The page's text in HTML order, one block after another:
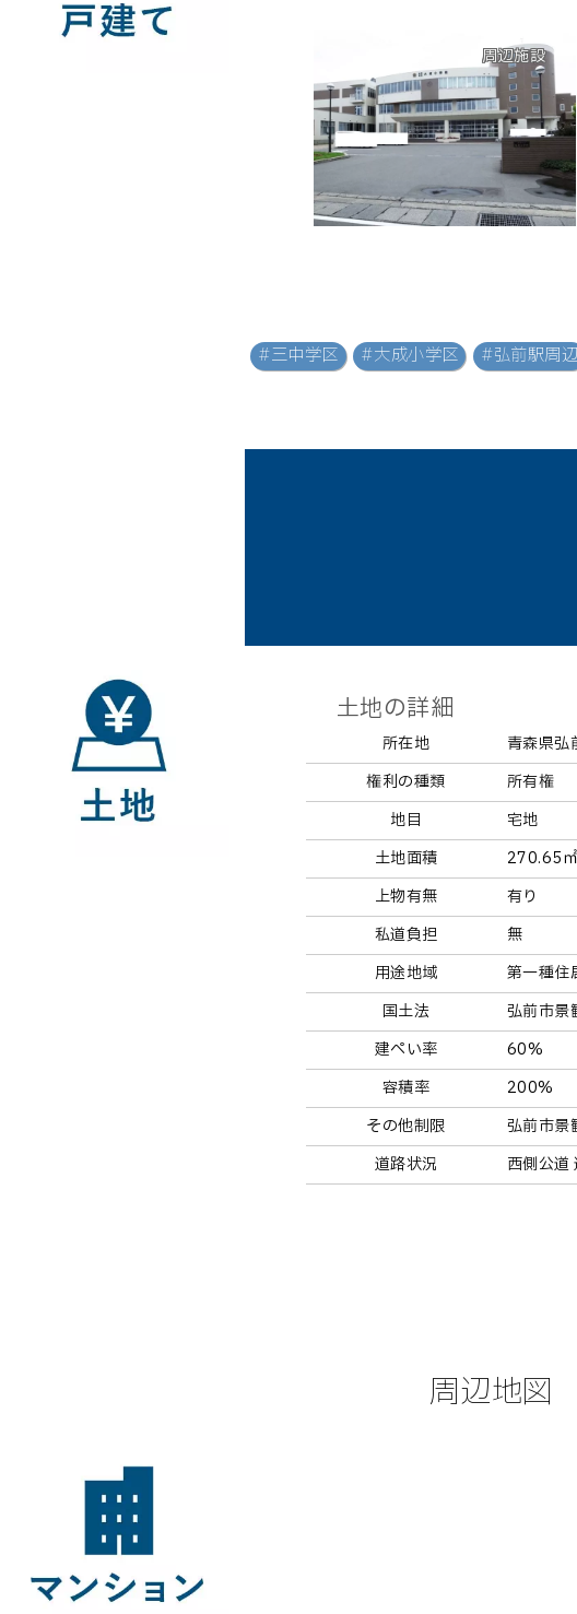
周辺施設
#三中学区 #大成小学区 #弘前駅周辺
土地の詳細
所在地
青森県弘
権利の種類
所有権
地目
宅地
土地面積
270.65
上物有無
有り
私道負担
無
用途地域
第一種住
国土法
弘前市景
建ぺい率
60%
容積率
200%
その他制限
弘前市景
道路状況
西側公
周辺地図